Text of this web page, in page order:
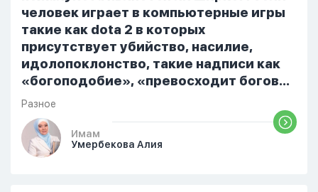
человек играет в компьютерные игры
такие как dota 2 в которых
присутствует убийство, насилие,
идолопоклонство, такие надписи как
«богоподобие», «превосходит богов»,
но при этом человек полностью
признает и соблюдает все столпы
Ислама и эта игра не мешает ему
выполнять ему его обязанности по
Разное
Имам
Умербекова Алия